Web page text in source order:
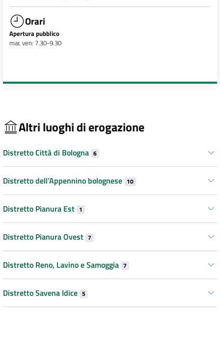
Orari
Apertura pubblico
mar, ven: 7.30-9.30
Altri luoghi di erogazione
Distretto Città di Bologna 6
Distretto dell’Appennino bolognese 10
Distretto Pianura Est 1
Distretto Pianura Ovest 7
Distretto Reno, Lavino e Samoggia 7
Distretto Savena Idice 5